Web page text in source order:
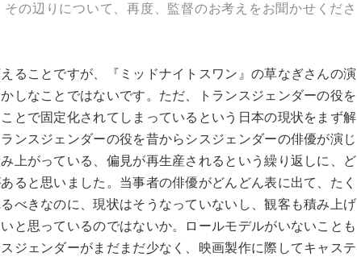
その辺りについて、再度、監督のお考えをお聞かせくださ
ることですが、『ミッドナイトスワン』の草なぎさんの演
しなことではないです。ただ、トランスジェンダーの役を
とで固定化されてしまっているという日本の現状をまず解
ンスジェンダーの役を昔からシスジェンダーの俳優が演じ
上がっている、偏見が再生産されるという繰り返しに、ど
ると思いました。当事者の俳優がどんどん表に出て、たく
べきなのに、現状はそうなっていないし、観客も積み上げ
と思っているのではないか。ロールモデルがいないことも
ジェンダーがまだまだ少なく、映画製作に際してキャステ